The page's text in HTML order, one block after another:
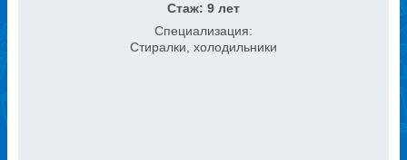
Стаж: 9 лет
Специализация:
Стиралки, холодильники